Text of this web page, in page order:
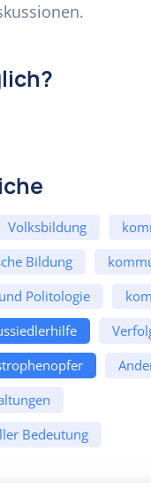
Volksbildung
Bildung
Politologie
Bedeutung